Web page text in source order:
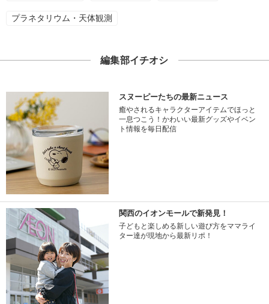
プラネタリウム・天体観測
編集部イチオシ
スヌーピーたちの最新ニュース
癒やされるキャラクターアイテムでほっと
一息つこう！かわいい最新グッズやイベン
ト情報を毎日配信
関西のイオンモールで新発見！
子どもと楽しめる新しい遊び方をママライ
ター達が現地から最新リポ！